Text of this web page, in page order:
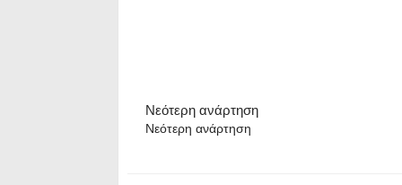
Νεότερη ανάρτηση
Νεότερη ανάρτηση